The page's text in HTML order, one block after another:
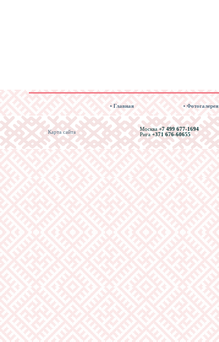
• Главная • Фотогалерея
Карта сайта
Москва+7 499 677-1694
Рига+371 676-60655